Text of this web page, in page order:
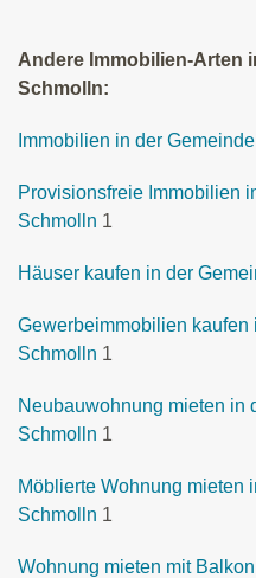
Andere Immobilien-Arten
Schmolln:
Immobilien in der
Provisionsfreie Immobilien
Schmolln 1
Häuser kaufen in der
Gewerbeimmobilien kaufen
Schmolln 1
Neubauwohnung mieten in
Schmolln 1
Möblierte Wohnung mieten
Schmolln 1
Wohnung mieten mit